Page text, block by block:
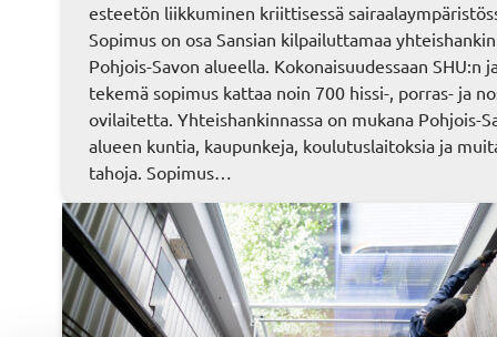
esteetön liikkuminen kriittisessä
Sopimus on osa Sansian kilpailuttamaa
Pohjois-Savon alueella. Kokonaisuudessaan SHU:n
tekemä sopimus kattaa noin 700 hissi-, porras- ja
ovilaitetta. Yhteishankinnassa on mukana Pohjois-
alueen kuntia, kaupunkeja, koulutuslaitoksia ja
tahoja. Sopimus…